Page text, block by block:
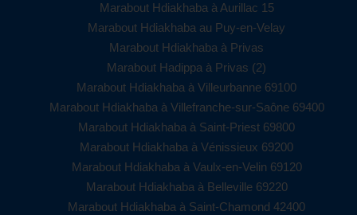
Marabout Hdiakhaba à Aurillac 15
Marabout Hdiakhaba au Puy-en-Velay
Marabout Hdiakhaba à Privas
Marabout Hadippa à Privas (2)
Marabout Hdiakhaba à Villeurbanne 69100
Marabout Hdiakhaba à Villefranche-sur-Saône 69400
Marabout Hdiakhaba à Saint-Priest 69800
Marabout Hdiakhaba à Vénissieux 69200
Marabout Hdiakhaba à Vaulx-en-Velin 69120
Marabout Hdiakhaba à Belleville 69220
Marabout Hdiakhaba à Saint-Chamond 42400